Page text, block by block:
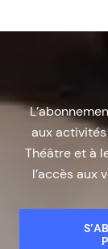
aux
Théâtre et à
l’accès aux